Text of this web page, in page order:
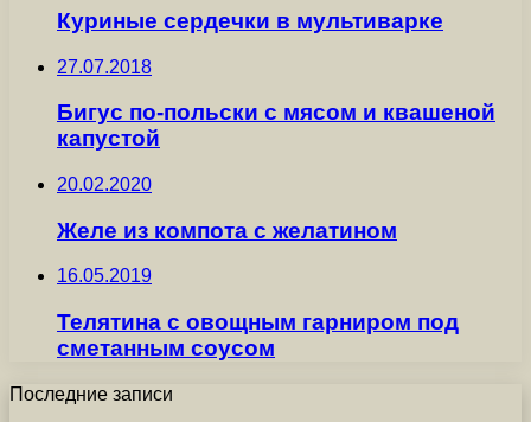
Куриные сердечки в мультиварке
27.07.2018
Бигус по-польски с мясом и квашеной
капустой
20.02.2020
Желе из компота с желатином
16.05.2019
Телятина с овощным гарниром под
сметанным соусом
Последние записи